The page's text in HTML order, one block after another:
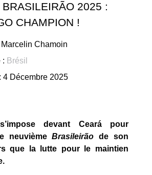
2025 :
CHAMPION !
Marcelin Chamoin
: Brésil
4 Décembre 2025
devant Ceará pour
neuvièmeBrasileirão de son
que la lutte pour le maintien